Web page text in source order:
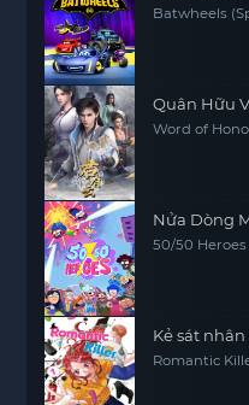
Batwheels
Quân Hữu
Word of
Nửa Dòng
50/50 Heroes
Kẻ sát
Romantic